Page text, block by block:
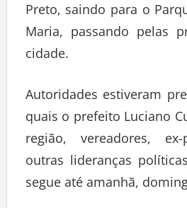
Preto, saindo para o
Maria, passando pelas
cidade.
Autoridades estiveram
quais o prefeito Luciano
região, vereadores,
outras lideranças
segue até amanhã,